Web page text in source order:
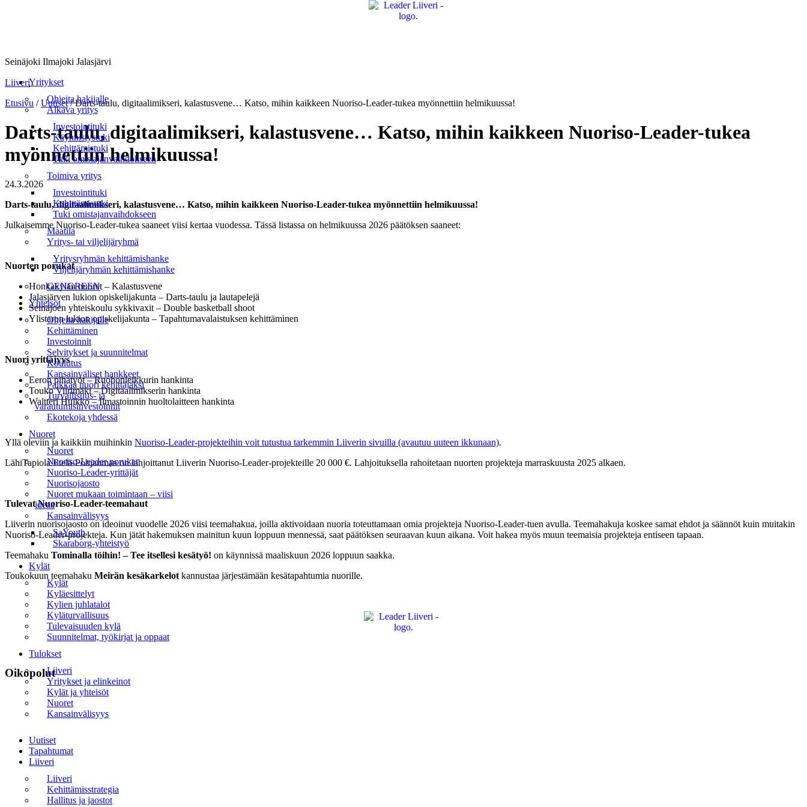
Liiveri
Seinäjoki Ilmajoki Jalasjärvi
ValikkoYritykset
Ohjeita hakijalle
Alkava yritys
Investointituki
Käynnistystuki
Kehittämistuki
Tuki omistajanvaihdokseen
Toimiva yritys
Investointituki
Kehittämistuki
Tuki omistajanvaihdokseen
Maatila
Yritys- tai viljelijäryhmä
Yritysryhmän kehittämishanke
Viljelijäryhmän kehittämishanke
GENGREEN
Yhteisöt
Ohjeita hakijalle
Kehittäminen
Investoinnit
Selvitykset ja suunnitelmat
Koulutus
Kansainväliset hankkeet
Palkkaa nuori kehittäjäksi
Turvallisuus- ja
varautumisinvestoinnit
Ekotekoja yhdessä
Nuoret
Nuoret
Nuoriso-Leader porukat
Nuoriso-Leader-yrittäjät
Nuorisojaosto
Nuoret mukaan toimintaan – viisi
ideaa
Kansainvälisyys
SaYouth
Skaraborg-yhteistyö
Kylät
Kylät
Kyläesittelyt
Kylien juhlatalot
Kyläturvallisuus
Tulevaisuuden kylä
Suunnitelmat, työkirjat ja oppaat
Tulokset
Liiveri
Yritykset ja elinkeinot
Kylät ja yhteisöt
Nuoret
Kansainvälisyys
ValikkoUutiset
Tapahtumat
Liiveri
Liiveri
Kehittämisstrategia
Hallitus ja jaostot
Etusivu /Uutiset/Darts-taulu, digitaalimikseri, kalastusvene… Katso, mihin kaikkeen Nuoriso-Leader-tukea myönnettiin helmikuussa!
Darts-taulu, digitaalimikseri, kalastusvene… Katso, mihin kaikkeen Nuoriso-Leader-tukea
myönnettiin helmikuussa!
24.3.2026
Darts-taulu, digitaalimikseri, kalastusvene… Katso, mihin kaikkeen Nuoriso-Leader-tukea myönnettiin helmikuussa!
Julkaisemme Nuoriso-Leader-tukea saaneet viisi kertaa vuodessa. Tässä listassa on helmikuussa 2026 päätöksen saaneet:
Nuorten porukat
Honkakylän nuoret – Kalastusvene
Jalasjärven lukion opiskelijakunta – Darts-taulu ja lautapelejä
Seinäjoen yhteiskoulu sykkivaxit – Double basketball shoot
Ylistaron lukion opiskelijakunta – Tapahtumavalaistuksen kehittäminen
Nuori yrittäjyys
Eeron pihatyöt – Ruohonleikkurin hankinta
Touko Viirimäki – Digitaalimikserin hankinta
Waltteri Hulkko – Ilmastoinnin huoltolaitteen hankinta
Yllä oleviin ja kaikkiin muihinkin Nuoriso-Leader-projekteihin voit tutustua tarkemmin Liiverin sivuilla (avautuu uuteen ikkunaan).
LähiTapiola Etelä-Pohjanmaa on lahjoittanut Liiverin Nuoriso-Leader-projekteille 20 000 €. Lahjoituksella rahoitetaan nuorten projekteja marraskuusta 2025 alkaen.
Tulevat Nuoriso-Leader-teemahaut
Liiverin nuorisojaosto on ideoinut vuodelle 2026 viisi teemahakua, joilla aktivoidaan nuoria toteuttamaan omia projekteja Nuoriso-Leader-tuen avulla. Teemahakuja koskee samat ehdot ja säännöt kuin muitakin
Nuoriso-Leader-projekteja. Kun jätät hakemuksen mainitun kuun loppuun mennessä, saat päätöksen seuraavan kuun aikana. Voit hakea myös muun teemaisia projekteja entiseen tapaan.
Teemahaku Tominalla töihin! – Tee itsellesi kesätyö! on käynnissä maaliskuun 2026 loppuun saakka.
Toukokuun teemahaku Meirän kesäkarkelot kannustaa järjestämään kesätapahtumia nuorille.
Oikopolut
Etusivu
Tapahtumat
Liiveri